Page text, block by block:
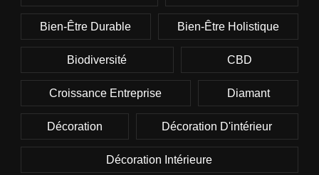
Bien-Être Durable Bien-Être Holistique
Biodiversité CBD
Croissance Entreprise Diamant
Décoration Décoration D'intérieur
Décoration Intérieure